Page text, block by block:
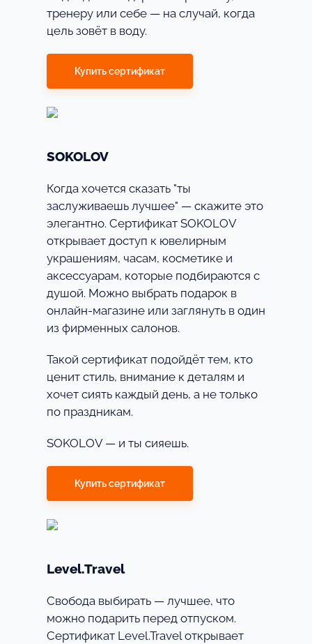
тренеру или себе — на случай, когда
цель зовёт в воду.
Купить сертификат
SOKOLOV
Когда хочется сказать "ты
заслуживаешь лучшее" — скажите это
элегантно. Сертификат SOKOLOV
открывает доступ к ювелирным
украшениям, часам, косметике и
аксессуарам, которые подбираются с
душой. Можно выбрать подарок в
онлайн-магазине или заглянуть в один
из фирменных салонов.
Такой сертификат подойдёт тем, кто
ценит стиль, внимание к деталям и
хочет сиять каждый день, а не только
по праздникам.
SOKOLOV — и ты сияешь.
Купить сертификат
Level.Travel
Свобода выбирать — лучшее, что
можно подарить перед отпуском.
Сертификат Level.Travel открывает